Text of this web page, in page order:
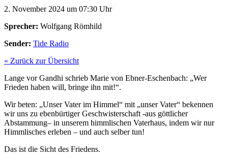
2. November 2024 um 07:30 Uhr
Sprecher: Wolfgang Römhild
Sender: Tide Radio
« Zurück zur Übersicht
Lange vor Gandhi schrieb Marie von Ebner-Eschenbach: „Wer
Frieden haben will, bringe ihn mit!“.
Wir beten: „Unser Vater im Himmel“ mit „unser Vater“ bekennen
wir uns zu ebenbürtiger Geschwisterschaft -aus göttlicher
Abstammung– in unserem himmlischen Vaterhaus, indem wir nur
Himmlisches erleben – und auch selber tun!
Das ist die Sicht des Friedens.